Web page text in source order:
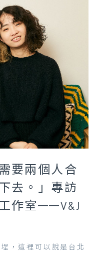
要兩個人合
去。」專訪
作室——V&J
，這裡可以說是台北